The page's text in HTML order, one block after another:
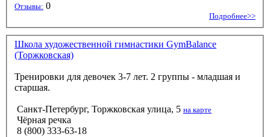
Отзывы: 0
Подробнее>>
Школа художественной гимнастики GymBalance
(Торжковская)
Тренировки для девочек 3-7 лет. 2 группы - младшая и
старшая.
Санкт-Петербург, Торжковская улица, 5 на карте
Чёрная речка
8 (800) 333-63-18